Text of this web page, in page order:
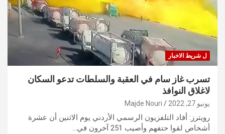
ل شريط الاخبار
تسرب غاز سام في العقبة والسلطات تدعو السكان
لاغلاق النوافذ
يونيو 27, 2022 Majde Nouri
رويترز: أفاد التلفزيون الرسمي الأردني يوم الاثنين أن عشرة
أشخاص لقوا حتفهم وأصيب 251 آخرون في…